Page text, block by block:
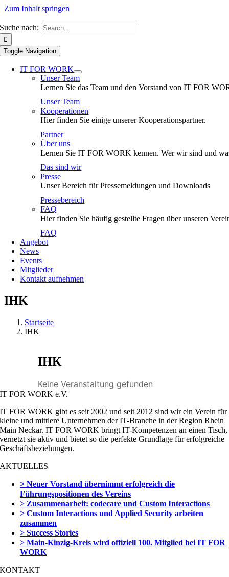
Zum Inhalt springen
Suche nach:
Toggle Navigation
IT FOR WORK
Unser Team
Lernen Sie das Team und den Vorstand von IT FOR
Unser Team
Kooperationen
Hier finden Sie einige unserer Kooperationspartner.
Partner
Über uns
Lernen Sie IT FOR WORK kennen. Wer wir sind und
Das sind wir
Presse
Unser Bereich für Pressemeldungen und Downloads
Pressebereich
FAQ
Hier finden Sie häufig gestellte Fragen über unseren
FAQ
Angebot
News
Events
Mitglieder
Kontakt aufnehmen
IHK
Startseite
IHK
IHK
Keine Veranstaltung gefunden
IT FOR WORK e.V.
IT FOR WORK gibt es seit 2002 und seit 2012 sind wir ein Verein für
kleine und mittlere Unternehmen der IT-Branche in der Region Rhein
Main Neckar. IT FOR WORK bringt IT-Kompetenzen an einen Tisch,
vernetzt sie aktiv und bietet so die perfekte Grundlage für erfolgreiche
Geschäftsbeziehungen.
AKTUELLES
> Neuer Vorstand übernimmt erfolgreich die
Führungspositionen des Vereins
> Zusammenarbeit: codecare und Custom Interactions
> Custom Interactions und Applied Security arbeiten
zusammen
> Success Stories
> Main-Kinzig-Kreis wird offiziell 100. Mitglied bei IT FOR
WORK
KONTAKT